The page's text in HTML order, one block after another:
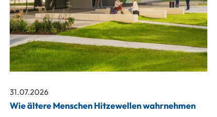
31.07.2026
Wie ältere Menschen Hitzewellen wahrnehmen